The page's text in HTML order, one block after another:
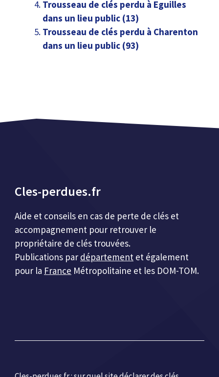
Trousseau de clés perdu à Eguilles
dans un lieu public (13)
Trousseau de clés perdu à Charenton
dans un lieu public (93)
Cles-perdues.fr
Aide et conseils en cas de perte de clés et
accompagnement pour retrouver le
propriétaire de clés trouvées.
Publications par département et également
pour la France Métropolitaine et les DOM-TOM.